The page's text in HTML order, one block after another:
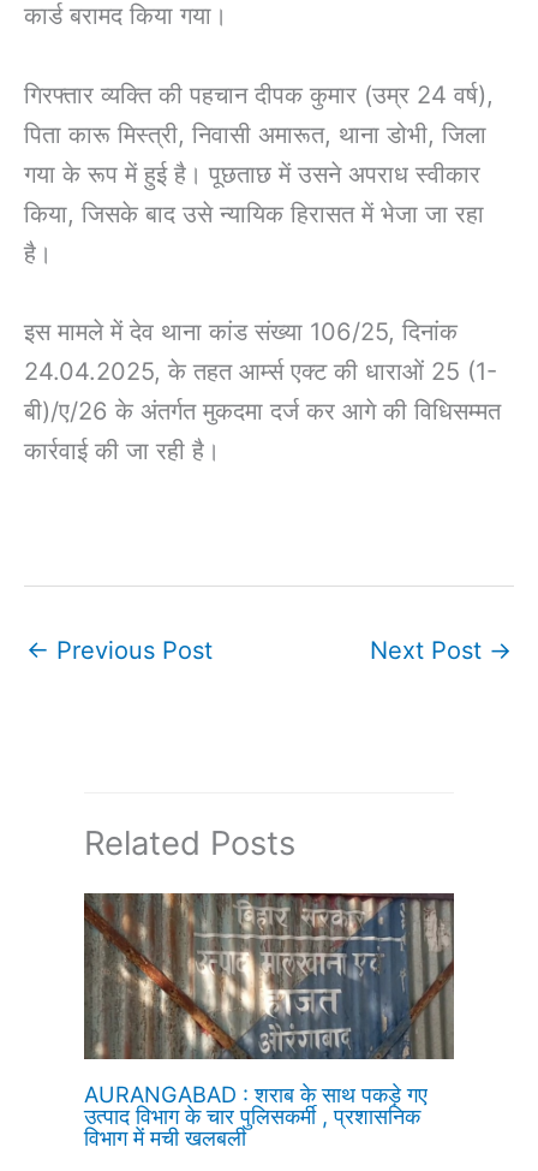
कार्ड बरामद किया गया।
गिरफ्तार व्यक्ति की पहचान दीपक कुमार (उम्र 24 वर्ष),
पिता कारू मिस्त्री, निवासी अमारूत, थाना डोभी, जिला
गया के रूप में हुई है। पूछताछ में उसने अपराध स्वीकार
किया, जिसके बाद उसे न्यायिक हिरासत में भेजा जा रहा
है।
इस मामले में देव थाना कांड संख्या 106/25, दिनांक
24.04.2025, के तहत आर्म्स एक्ट की धाराओं 25 (1-
बी)/ए/26 के अंतर्गत मुकदमा दर्ज कर आगे की विधिसम्मत
कार्रवाई की जा रही है।
← Previous Post Next Post →
Related Posts
AURANGABAD : शराब के साथ पकड़े गए
उत्पाद विभाग के चार पुलिसकर्मी , प्रशासनिक
विभाग में मची खलबली